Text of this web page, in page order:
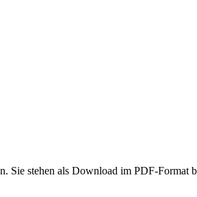
Sie stehen als Download im PDF-Format